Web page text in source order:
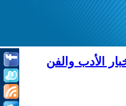
الأدب والفن